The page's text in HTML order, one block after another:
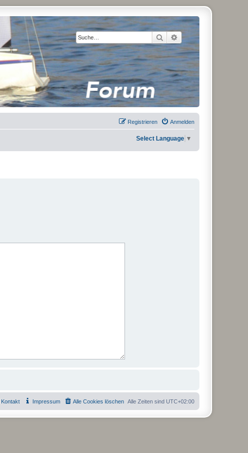
Suche Erweiterte Suche
Anmelden
Registrieren
Select Language ▼
Alle Zeiten sind UTC+02:00
Alle Cookies löschen
Impressum
Kontakt